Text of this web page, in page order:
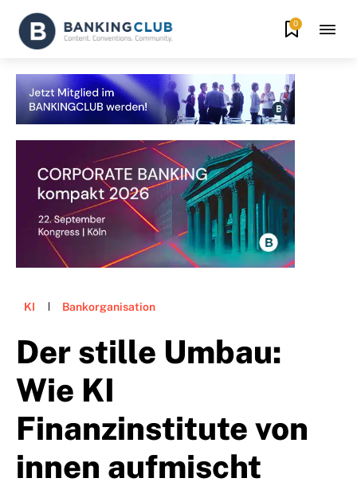
0
KI Bankorganisation
Der stille Umbau:
Wie KI
Finanzinstitute von
innen aufmischt